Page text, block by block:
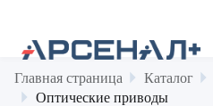
Главная страница Каталог
Оптические приводы